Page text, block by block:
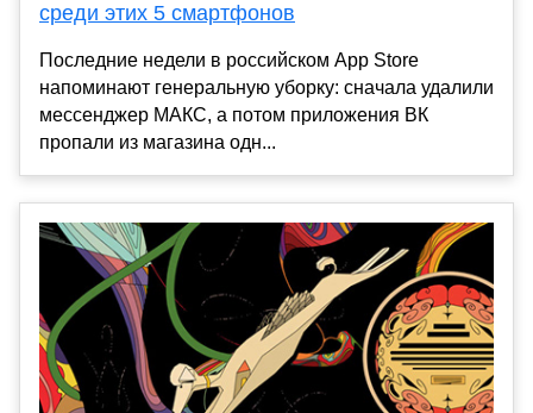
среди этих 5 смартфонов
Последние недели в российском App Store
напоминают генеральную уборку: сначала удалили
мессенджер МАКС, а потом приложения ВК
пропали из магазина одн...